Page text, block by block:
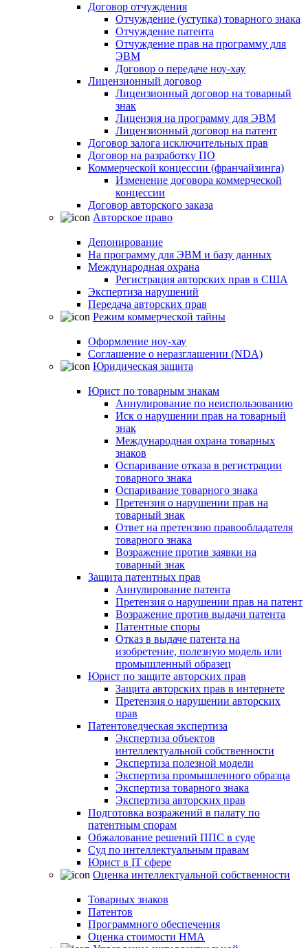
Договор отчуждения
Отчуждение (уступка) товарного знака
Отчуждение патента
Отчуждение прав на программу для
ЭВМ
Договор о передаче ноу-хау
Лицензионный договор
Лицензионный договор на товарный
знак
Лицензия на программу для ЭВМ
Лицензионный договор на патент
Договор залога исключительных прав
Договор на разработку ПО
Коммерческой концессии (франчайзинга)
Изменение договора коммерческой
концессии
Договор авторского заказа
Авторское право
Депонирование
На программу для ЭВМ и базу данных
Международная охрана
Регистрация авторских прав в США
Экспертиза нарушений
Передача авторских прав
Режим коммерческой тайны
Оформление ноу-хау
Соглашение о неразглашении (NDA)
Юридическая защита
Юрист по товарным знакам
Аннулирование по неиспользованию
Иск о нарушении прав на товарный
знак
Международная охрана товарных
знаков
Оспаривание отказа в регистрации
товарного знака
Оспаривание товарного знака
Претензия о нарушении прав на
товарный знак
Ответ на претензию правообладателя
товарного знака
Возражение против заявки на
товарный знак
Защита патентных прав
Аннулирование патента
Претензия о нарушении прав на патент
Возражение против выдачи патента
Патентные споры
Отказ в выдаче патента на
изобретение, полезную модель или
промышленный образец
Юрист по защите авторских прав
Защита авторских прав в интернете
Претензия о нарушении авторских
прав
Патентоведческая экспертиза
Экспертиза объектов
интеллектуальной собственности
Экспертиза полезной модели
Экспертиза промышленного образца
Экспертиза товарного знака
Экспертиза авторских прав
Подготовка возражений в палату по
патентным спорам
Обжалование решений ППС в суде
Суд по интеллектуальным правам
Юрист в IT сфере
Оценка интеллектуальной собственности
Товарных знаков
Патентов
Программного обеспечения
Оценка стоимости НМА